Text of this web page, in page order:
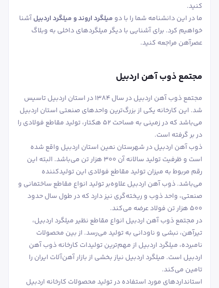
کنید.
ما در این دانشنامه شما را با دو میلگرد اروند و میلگرد اردبیلآشنا
خواهیم کرد. برای آشنایی با دیگر میلگردهای داخلی به وبلاگ
عصرآهن مراجعه کنید.
مجتمع ذوب آهن اردبیل
مجتمع ذوب آهن اردبیل در سال 1384 در استان اردبیل تاسیس
شد. این کارخانه یکی از بزرگ‌ترین واحدهای صنعتی استان اردبیل
می‌باشد که در زمینی به مساحت 52 هکتار، تولید مقاطع فولادی را
در بر گرفته است.
ذوب آهن اردبیل در شهرستان نمین استان اردبیل واقع شده
است و ظرفیت تولید سالانه آن 300 هزار تن می‌باشد. البته این
رقم مربوط به میزان تولید مقاطع فولادی این تولیدکننده
می‌باشد. ذوب آهن اردبیل علاوه‌بر تولید انواع مقاطع ساختمانی و
صنعتی، واحد ذوب و ریخته‌گری نیز دارد که در طول سال حدود
500 هزار تن فولاد عرضه می‌کند.
در مجتمع ذوب آهن اردبیل انواع مقاطع نظیر میلگرد اردبیل،
تیرآهن، نبشی و ناودانی به تولید می‌رسد. از بین محصولات
نامبرده، میلگرد اردبیل از مهم‌ترین تولیدات کارخانه ذوب آهن
اردبیل است. میلگرد اردبیل نیاز بخشی از بازار آهن‌آلات ایران را
تامین می‌کند.
استانداردهای مورد استفاده در تولید محصولات کارخانه اردبیل